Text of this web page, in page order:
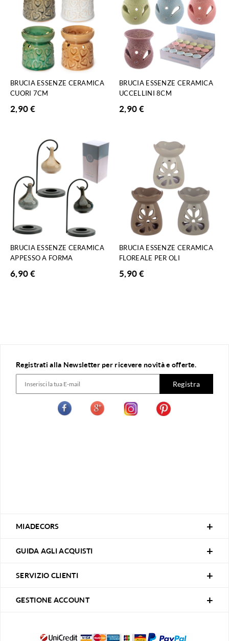
BRUCIA ESSENZE CERAMICA
CUORI 7CM
2,90€
BRUCIA ESSENZE CERAMICA
UCCELLINI 8CM
2,90€
BRUCIA ESSENZE CERAMICA
APPESSO A FORMA
6,90€
BRUCIA ESSENZE CERAMICA
FLOREALE PER OLI
5,90€
MIADECORS
GUIDA AGLI ACQUISTI
SERVIZIO CLIENTI
GESTIONE ACCOUNT
Registrati alla Newsletter per ricevere novità e offerte.
Registra